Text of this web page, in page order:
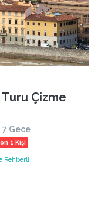
Çizme
7 Gece
1 Kişi
Rehberli